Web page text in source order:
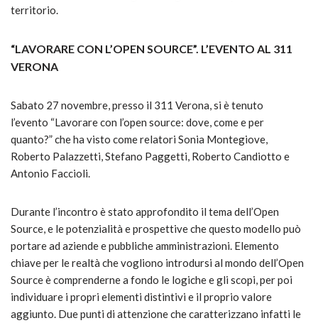
territorio.
“LAVORARE CON L’OPEN SOURCE”. L’EVENTO AL 311
VERONA
Sabato 27 novembre, presso il 311 Verona, si è tenuto
l’evento “Lavorare con l’open source: dove, come e per
quanto?” che ha visto come relatori Sonia Montegiove,
Roberto Palazzetti, Stefano Paggetti, Roberto Candiotto e
Antonio Faccioli.
Durante l’incontro è stato approfondito il tema dell’Open
Source, e le potenzialità e prospettive che questo modello può
portare ad aziende e pubbliche amministrazioni. Elemento
chiave per le realtà che vogliono introdursi al mondo dell’Open
Source è comprenderne a fondo le logiche e gli scopi, per poi
individuare i propri elementi distintivi e il proprio valore
aggiunto. Due punti di attenzione che caratterizzano infatti le